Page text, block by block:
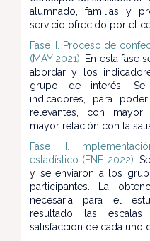
alumnado, familias y
servicio ofrecido por el
Fase II. Proceso de
(MAY 2021). En esta fase
abordar y los
grupo de interés.
indicadores, para
relevantes, con mayor
mayor relación con la
Fase III.
estadístico (ENE-2022).
y se enviaron a los
participantes. La
necesaria para el
resultado las
satisfacción de cada uno